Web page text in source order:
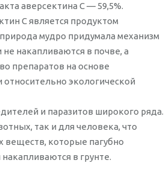
аверсектина С — 59,5%.
С является продуктом
мудро придумала механизм
накапливаются в почве, а
препаратов на основе
экологической
и паразитов широкого ряда.
так и для человека, что
веществ, которые пагубно
в грунте.